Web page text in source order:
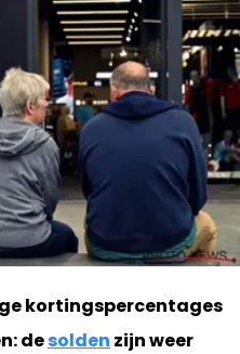
kortingspercentages
desolden zijn weer